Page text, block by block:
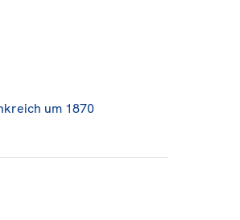
um 1870